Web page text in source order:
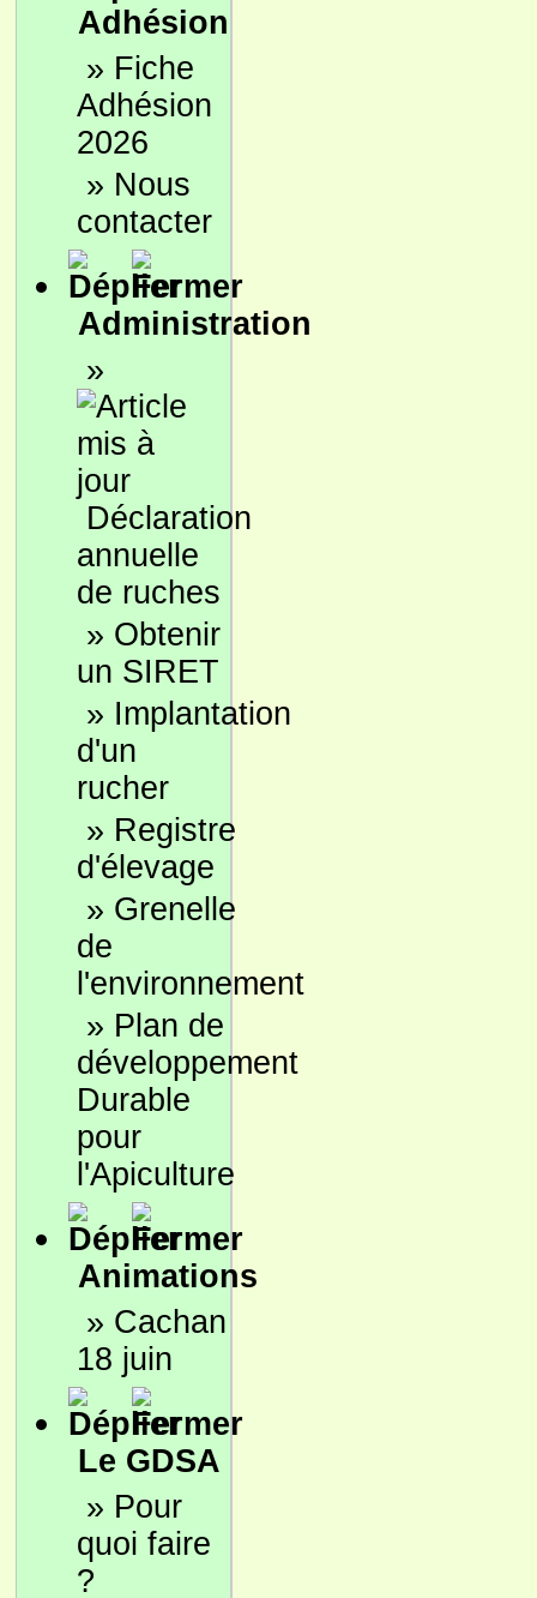
Adhésion
» Fiche
Adhésion
2026
» Nous
contacter
Administration
»
Déclaration
annuelle
de ruches
» Obtenir
un SIRET
» Implantation
d'un
rucher
» Registre
d'élevage
» Grenelle
de
l'environnement
» Plan de
développement
Durable
pour
l'Apiculture
Animations
» Cachan
18 juin
Le GDSA
» Pour
quoi faire
?